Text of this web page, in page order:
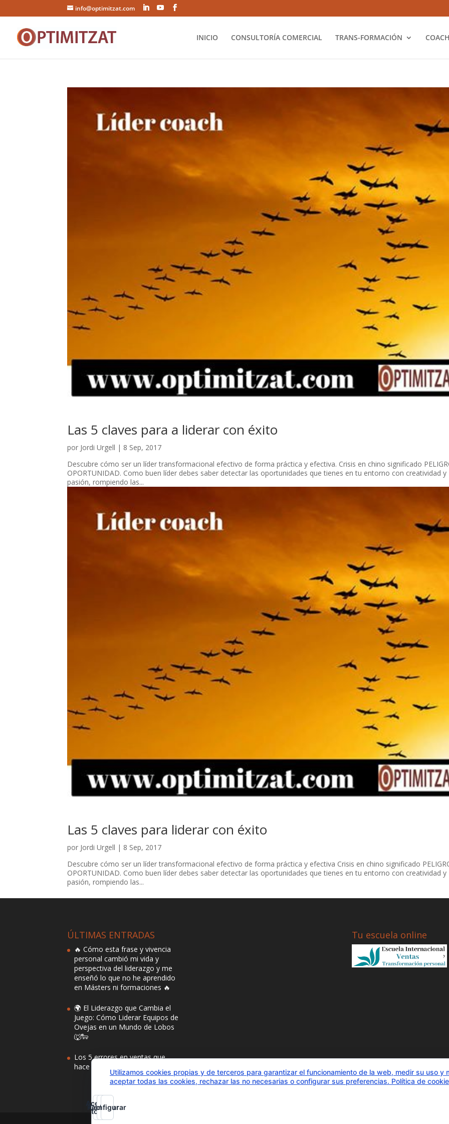
info@optimitzat.com
INICIO CONSULTORÍA COMERCIAL TRANS-FORMACIÓN
Las 5 claves para a liderar con éxito
por Jordi Urgell | 8 Sep, 2017
Descubre cómo ser un líder transformacional efectivo de forma práctica y efectiva. Crisis en chino significado
OPORTUNIDAD. Como buen líder debes saber detectar las oportunidades que tienes en tu entorno con creatividad y
pasión, rompiendo las...
Las 5 claves para liderar con éxito
por Jordi Urgell | 8 Sep, 2017
Descubre cómo ser un líder transformacional efectivo de forma práctica y efectiva Crisis en chino significado
OPORTUNIDAD. Como buen líder debes saber detectar las oportunidades que tienes en tu entorno con creatividad y
pasión, rompiendo las...
ÚLTIMAS ENTRADAS
🔥 Cómo esta frase y vivencia
personal cambió mi vida y
perspectiva del liderazgo y me
enseñó lo que no he aprendido
en Másters ni formaciones 🔥
🌍 El Liderazgo que Cambia el
Juego: Cómo Liderar Equipos de
Ovejas en un Mundo de Lobos
🐺🐑
Los 5 errores en ventas que
hace el 96% de las empresas
Tu escuela online
Utilizamos cookies propias y de terceros para garantizar el funcionamiento de la web, medir su uso y
aceptar todas las cookies, rechazar las no necesarias o configurar sus preferencias. Política de
Aceptar
todo
Rechazar
Configurar